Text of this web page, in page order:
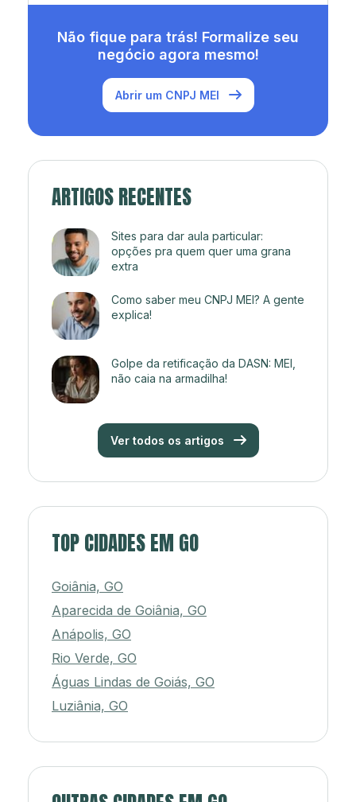
Não fique para trás! Formalize seu
negócio agora mesmo!
Abrir um CNPJ MEI
ARTIGOS RECENTES
Sites para dar aula particular:
opções pra quem quer uma grana
extra
Como saber meu CNPJ MEI? A gente
explica!
Golpe da retificação da DASN: MEI,
não caia na armadilha!
Ver todos os artigos
TOP CIDADES EM GO
Goiânia, GO
Aparecida de Goiânia, GO
Anápolis, GO
Rio Verde, GO
Águas Lindas de Goiás, GO
Luziânia, GO